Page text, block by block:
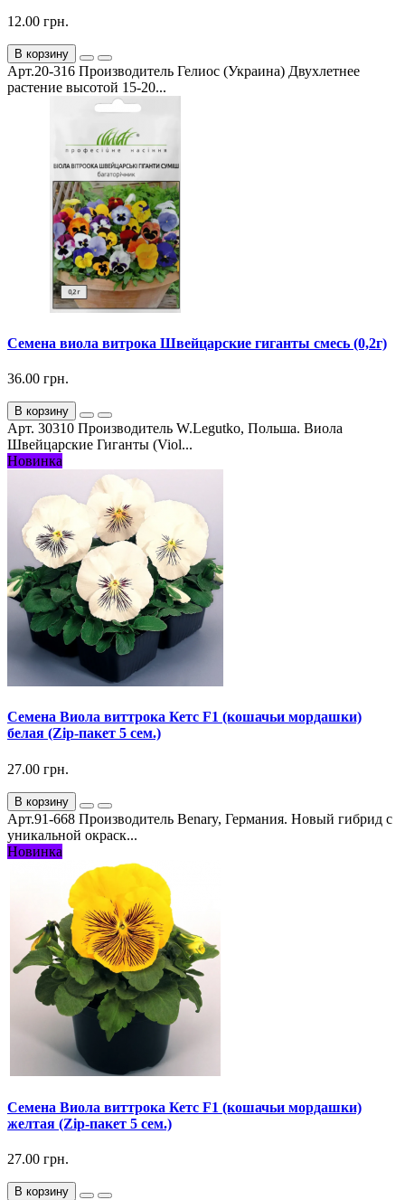
12.00 грн.
В корзину
Арт.20-316 Производитель Гелиос (Украина) Двухлетнее
растение высотой 15-20...
Семена виола витрока Швейцарские гиганты смесь (0,2г)
36.00 грн.
В корзину
Арт. 30310 Производитель W.Legutko, Польша. Виола
Швейцарские Гиганты (Viol...
Новинка
Семена Виола виттрока Кетс F1 (кошачьи мордашки)
белая (Zip-пакет 5 сем.)
27.00 грн.
В корзину
Арт.91-668 Производитель Benary, Германия. Новый гибрид с
уникальной окраск...
Новинка
Семена Виола виттрока Кетс F1 (кошачьи мордашки)
желтая (Zip-пакет 5 сем.)
27.00 грн.
В корзину